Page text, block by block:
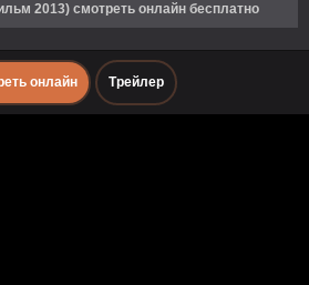
2013) смотреть онлайн бесплатно
онлайн Трейлер